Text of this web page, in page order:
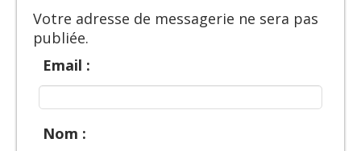
Votre adresse de messagerie ne sera pas
publiée.
Email :
Nom :